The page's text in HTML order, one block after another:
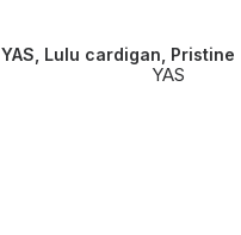
YAS, Lulu cardigan, Pristine
YAS